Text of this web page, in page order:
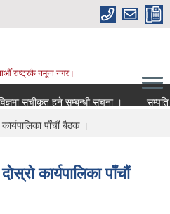
राष्ट्रकै नमूना नगर।
विषय विज्ञमा सुचीकृत हुने सम्बन्धी सूचना ।
सम्पति
पाँचौं बैठक ।
कार्यपालिका पाँचौं